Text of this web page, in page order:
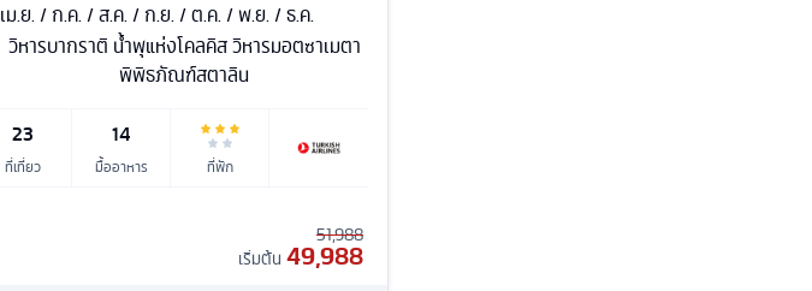
เม.ย. / ก.ค. / ส.ค. / ก.ย. / ต.ค. / พ.ย. / ธ.ค.
วิหารบากราติ น้ำพุแห่งโคลคิส วิหารมอตซาเมตา
พิพิธภัณฑ์สตาลิน
23
ที่เที่ยว
14
มื้ออาหาร ที่พัก
51,988
เริ่มต้น 49,988